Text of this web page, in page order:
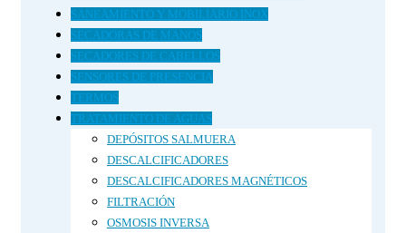
SANEAMIENTO Y MOBILIARIO INOX
SECADORAS DE MANOS
SECADORES DE CABELLOS
SENSORES DE PRESENCIA
TERMOS
TRATAMIENTO DE AGUAS
DEPÓSITOS SALMUERA
DESCALCIFICADORES
DESCALCIFICADORES MAGNÉTICOS
FILTRACIÓN
OSMOSIS INVERSA